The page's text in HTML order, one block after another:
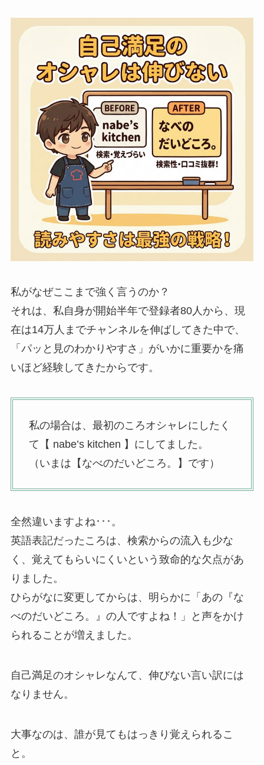
私がなぜここまで強く言うのか？
それは、私自身が開始半年で登録者80人から、現
在は14万人までチャンネルを伸ばしてきた中で、
「パッと見のわかりやすさ」がいかに重要かを痛
いほど経験してきたからです。
私の場合は、最初のころオシャレにしたく
て【 nabe’s kitchen 】にしてました。
（いまは【なべのだいどころ。】です）
全然違いますよね･･･。
英語表記だったころは、検索からの流入も少な
く、覚えてもらいにくいという致命的な欠点があ
りました。
ひらがなに変更してからは、明らかに「あの『な
べのだいどころ。』の人ですよね！」と声をかけ
られることが増えました。
自己満足のオシャレなんて、伸びない言い訳には
なりません。
大事なのは、誰が見てもはっきり覚えられるこ
と。